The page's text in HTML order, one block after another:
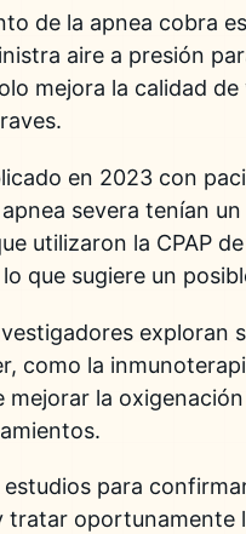
de la apnea cobra
aire a presión
mejora la calidad
en 2023 con
severa tenían
utilizaron la CPAP
que sugiere un
exploran
como la
mejorar la
para
tratar oportunamente